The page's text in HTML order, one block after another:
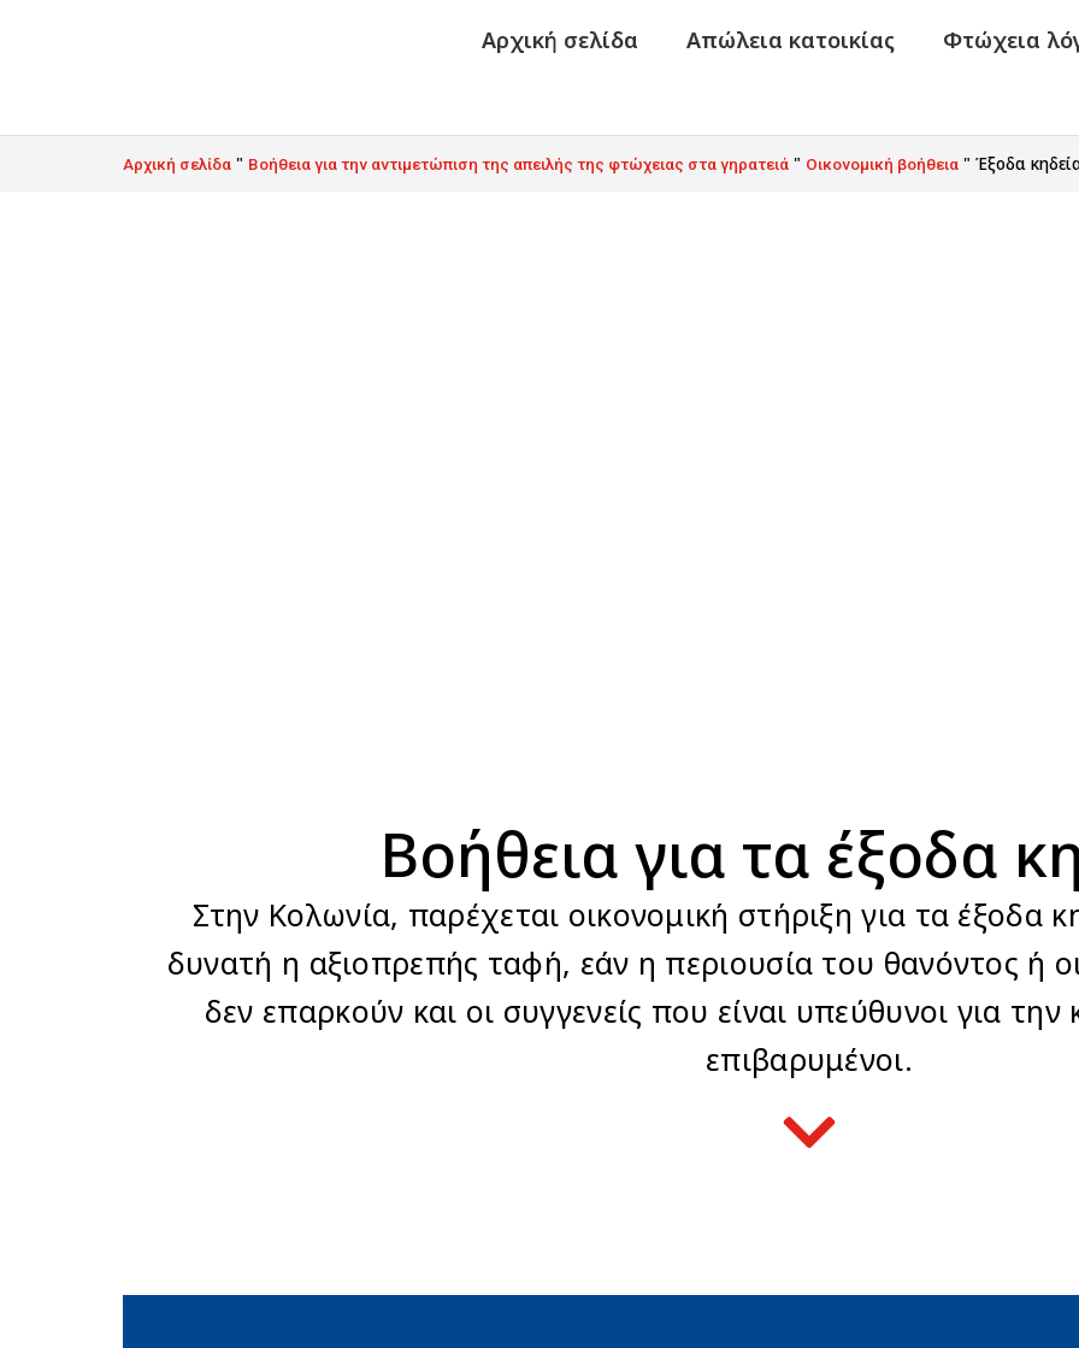
Αρχική σελίδα Απώλεια κατοικίας Φτώχεια
Αρχική σελίδα " Βοήθεια για την αντιμετώπιση της απειλής της φτώχειας στα γηρατειά " Οικονομική βοήθεια " Έξοδα
Βοήθεια για τα έξοδα
Στην Κολωνία, παρέχεται οικονομική στήριξη για τα έξοδα
δυνατή η αξιοπρεπής ταφή, εάν η περιουσία του θανόντος ή
δεν επαρκούν και οι συγγενείς που είναι υπεύθυνοι για την
επιβαρυμένοι.